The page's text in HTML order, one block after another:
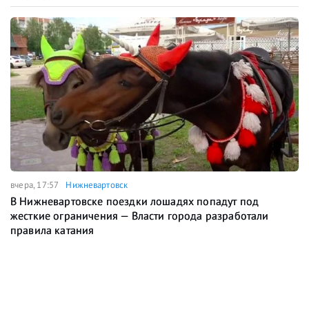
вчера, 17:57 Нижневартовск
В Нижневартовске поездки лошадях попадут под
жесткие ограничения — Власти города разработали
правила катания